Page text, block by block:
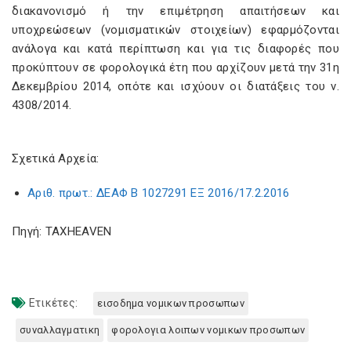
διακανονισμό ή την επιμέτρηση απαιτήσεων και
υποχρεώσεων (νομισματικών στοιχείων) εφαρμόζονται
ανάλογα και κατά περίπτωση και για τις διαφορές που
προκύπτουν σε φορολογικά έτη που αρχίζουν μετά την 31η
Δεκεμβρίου 2014, οπότε και ισχύουν οι διατάξεις του ν.
4308/2014.
Σχετικά Αρχεία:
Αριθ. πρωτ.: ΔΕΑΦ Β 1027291 ΕΞ 2016/17.2.2016
Πηγή: TAXHEAVEN
Ετικέτες: εισοδημα νομικων προσωπων
συναλλαγματικη φορολογια λοιπων νομικων προσωπων